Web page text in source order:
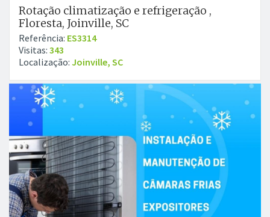
Rotação climatização e refrigeração ,
Floresta, Joinville, SC
Referência: ES3314
Visitas: 343
Localização: Joinville, SC